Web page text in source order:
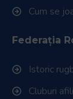
Cum se
Federația
Istoric
Cluburi